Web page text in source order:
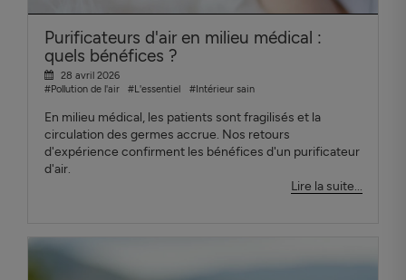
Purificateurs d'air en milieu médical :
quels bénéfices ?
28 avril 2026
#Pollution de l'air
#L'essentiel #Intérieur sain
En milieu médical, les patients sont fragilisés et la
circulation des germes accrue. Nos retours
d'expérience confirment les bénéfices d'un purificateur
d'air.
Lire la suite...